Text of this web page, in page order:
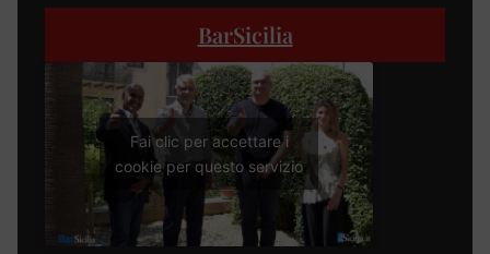
BarSicilia
Fai clic per accettare i
cookie per questo servizio